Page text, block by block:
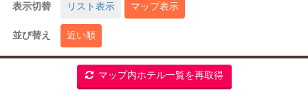
表示切替 リスト表示 マップ表示
並び替え 近い順
マップ内ホテル一覧を再取得